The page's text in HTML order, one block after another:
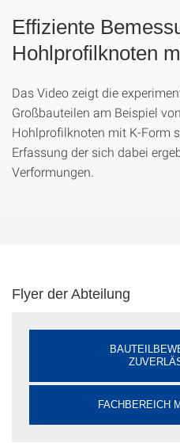
Effiziente
Hohlprofilknoten
Das Video zeigt die
Großbauteilen am Beispiel
Hohlprofilknoten mit K-Form
Erfassung der sich dabei
Verformungen.
Flyer der Abteilung
FACHBEREICH